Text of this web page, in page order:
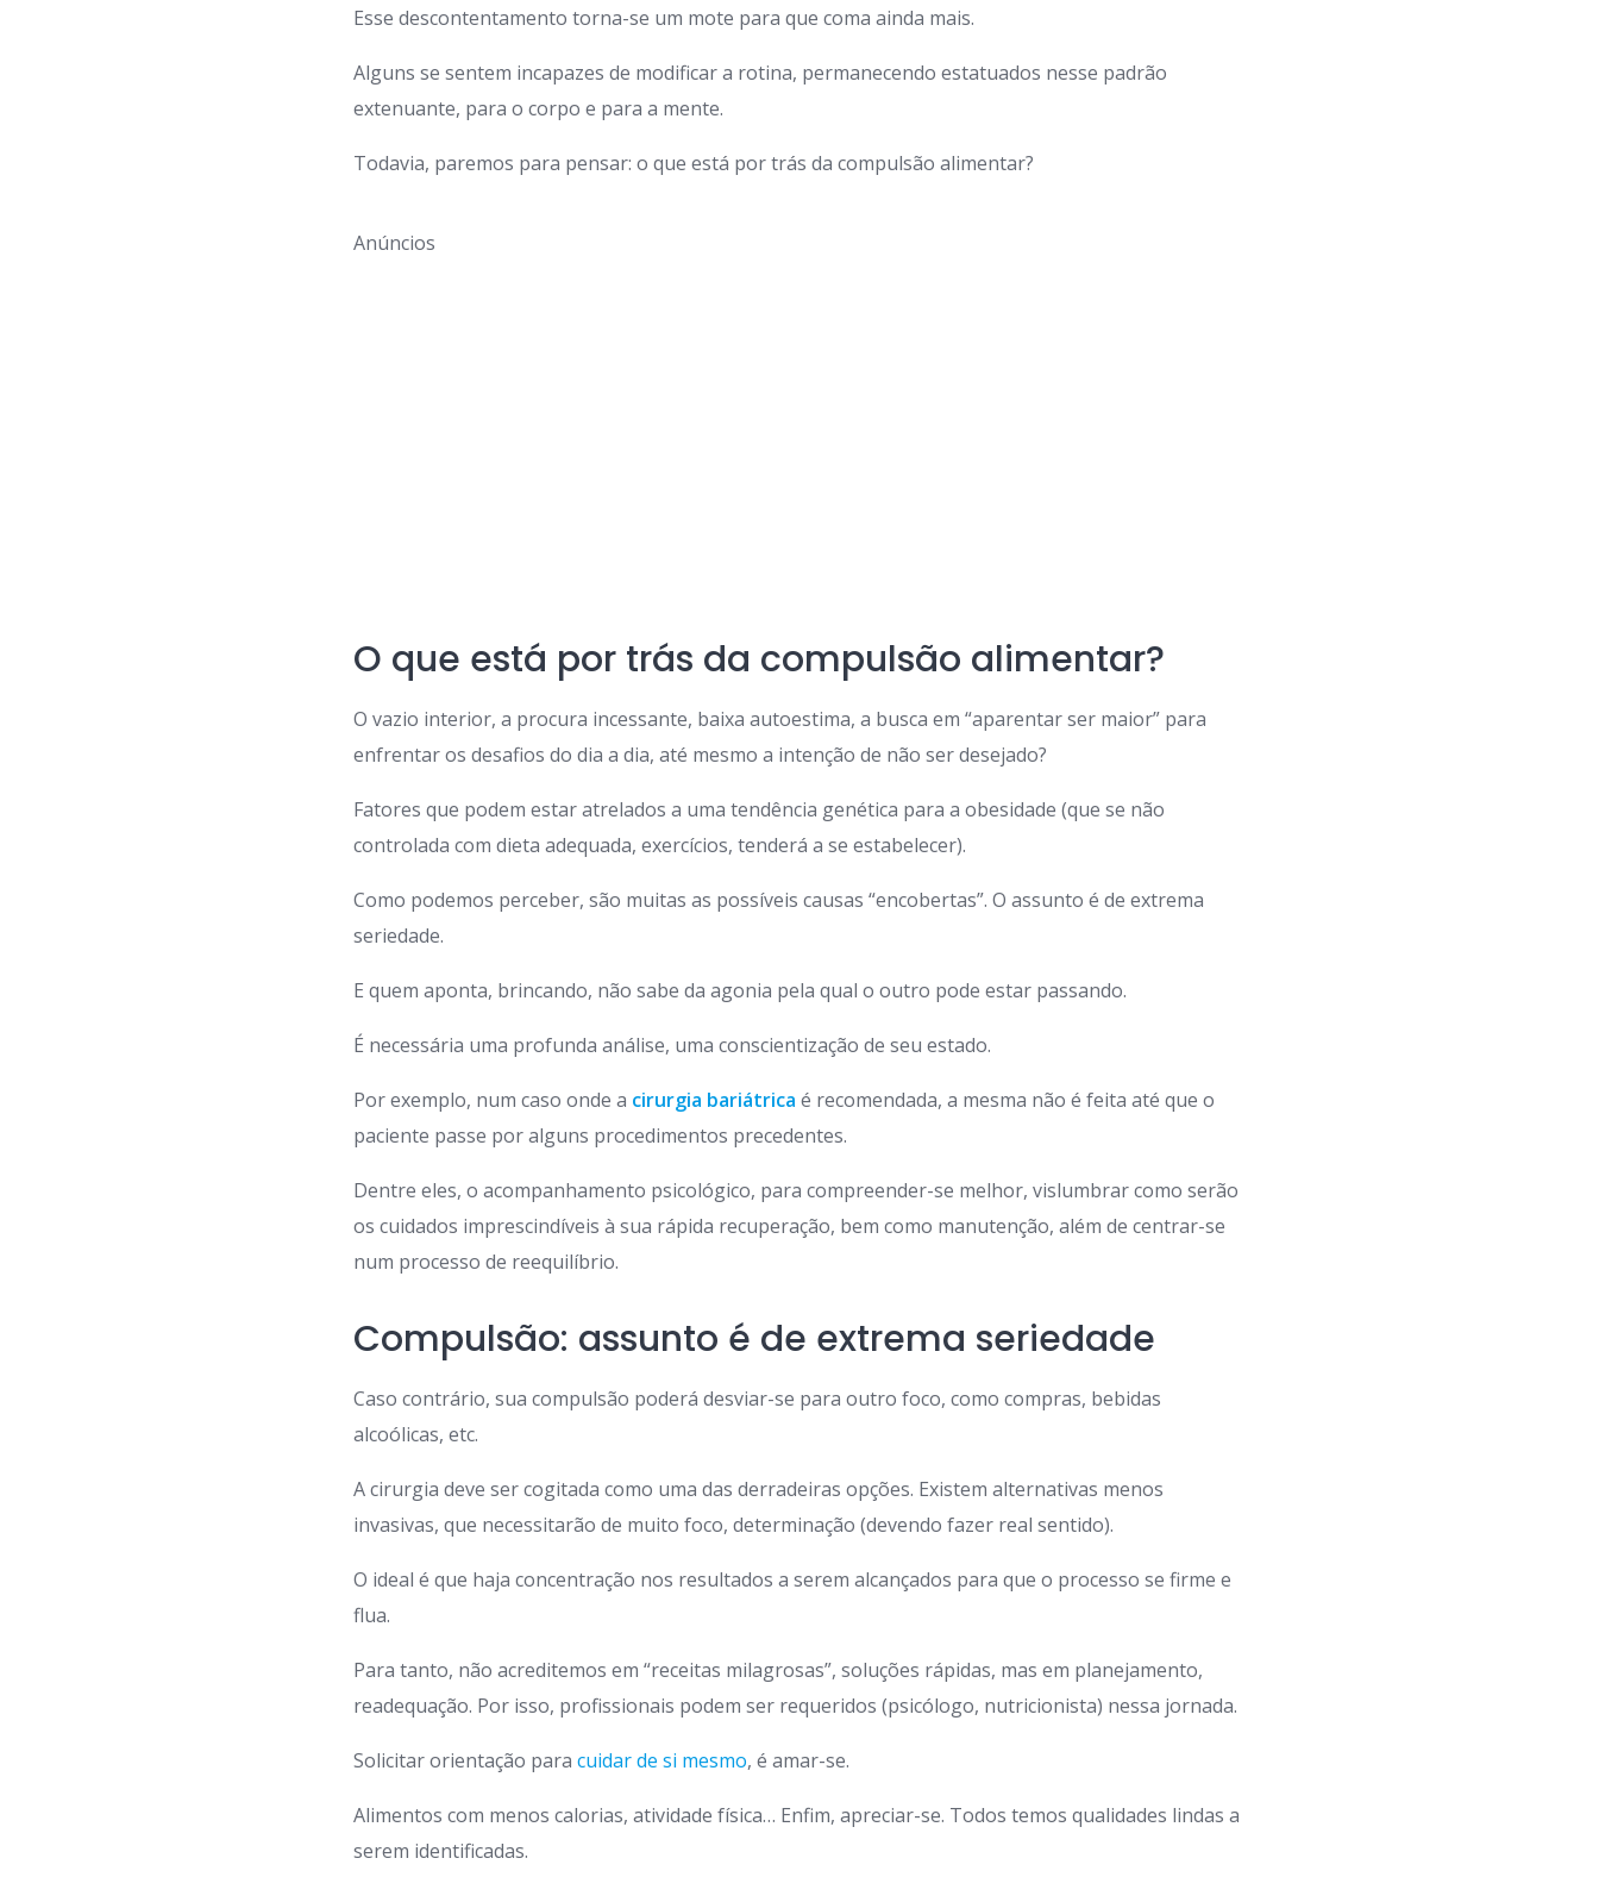
Esse descontentamento torna-se um mote para que coma ainda mais.
Alguns se sentem incapazes de modificar a rotina, permanecendo estatuados nesse padrão
extenuante, para o corpo e para a mente.
Todavia, paremos para pensar: o que está por trás da compulsão alimentar?
Anúncios
O que está por trás da compulsão alimentar?
O vazio interior, a procura incessante, baixa autoestima, a busca em “aparentar ser maior” para
enfrentar os desafios do dia a dia, até mesmo a intenção de não ser desejado?
Fatores que podem estar atrelados a uma tendência genética para a obesidade (que se não
controlada com dieta adequada, exercícios, tenderá a se estabelecer).
Como podemos perceber, são muitas as possíveis causas “encobertas”. O assunto é de extrema
seriedade.
E quem aponta, brincando, não sabe da agonia pela qual o outro pode estar passando.
É necessária uma profunda análise, uma conscientização de seu estado.
Por exemplo, num caso onde a cirurgia bariátrica é recomendada, a mesma não é feita até que o
paciente passe por alguns procedimentos precedentes.
Dentre eles, o acompanhamento psicológico, para compreender-se melhor, vislumbrar como serão
os cuidados imprescindíveis à sua rápida recuperação, bem como manutenção, além de centrar-se
num processo de reequilíbrio.
Compulsão: assunto é de extrema seriedade
Caso contrário, sua compulsão poderá desviar-se para outro foco, como compras, bebidas
alcoólicas, etc.
A cirurgia deve ser cogitada como uma das derradeiras opções. Existem alternativas menos
invasivas, que necessitarão de muito foco, determinação (devendo fazer real sentido).
O ideal é que haja concentração nos resultados a serem alcançados para que o processo se firme e
flua.
Para tanto, não acreditemos em “receitas milagrosas”, soluções rápidas, mas em planejamento,
readequação. Por isso, profissionais podem ser requeridos (psicólogo, nutricionista) nessa jornada.
Solicitar orientação paracuidar de si mesmo, é amar-se.
Alimentos com menos calorias, atividade física… Enfim, apreciar-se. Todos temos qualidades lindas a
serem identificadas.